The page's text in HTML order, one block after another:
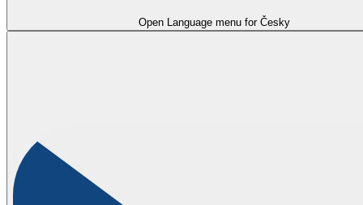
Open Language menu for Česky